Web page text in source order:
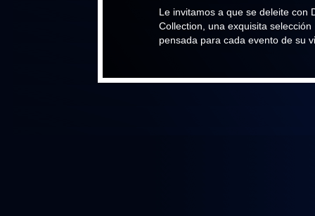
Le invitamos a que se deleite con
Collection, una exquisita selección
pensada para cada evento de su